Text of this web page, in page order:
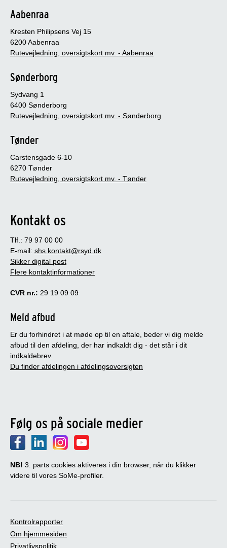
Aabenraa
Kresten Philipsens Vej 15
6200 Aabenraa
Rutevejledning, oversigtskort mv. - Aabenraa
Sønderborg
Sydvang 1
6400 Sønderborg
Rutevejledning, oversigtskort mv. - Sønderborg
Tønder
Carstensgade 6-10
6270 Tønder
Rutevejledning, oversigtskort mv. - Tønder
Kontakt os
Tlf.: 79 97 00 00
E-mail: shs.kontakt@rsyd.dk
Sikker digital post
Flere kontaktinformationer
CVR nr.: 29 19 09 09
Meld afbud
Er du forhindret i at møde op til en aftale, beder vi dig melde
afbud til den afdeling, der har indkaldt dig - det står i dit
indkaldebrev.
Du finder afdelingen i afdelingsoversigten
Følg os på sociale medier
NB! 3. parts cookies aktiveres i din browser, når du klikker
videre til vores SoMe-profiler.
Kontrolrapporter
Om hjemmesiden
Privatlivspolitik